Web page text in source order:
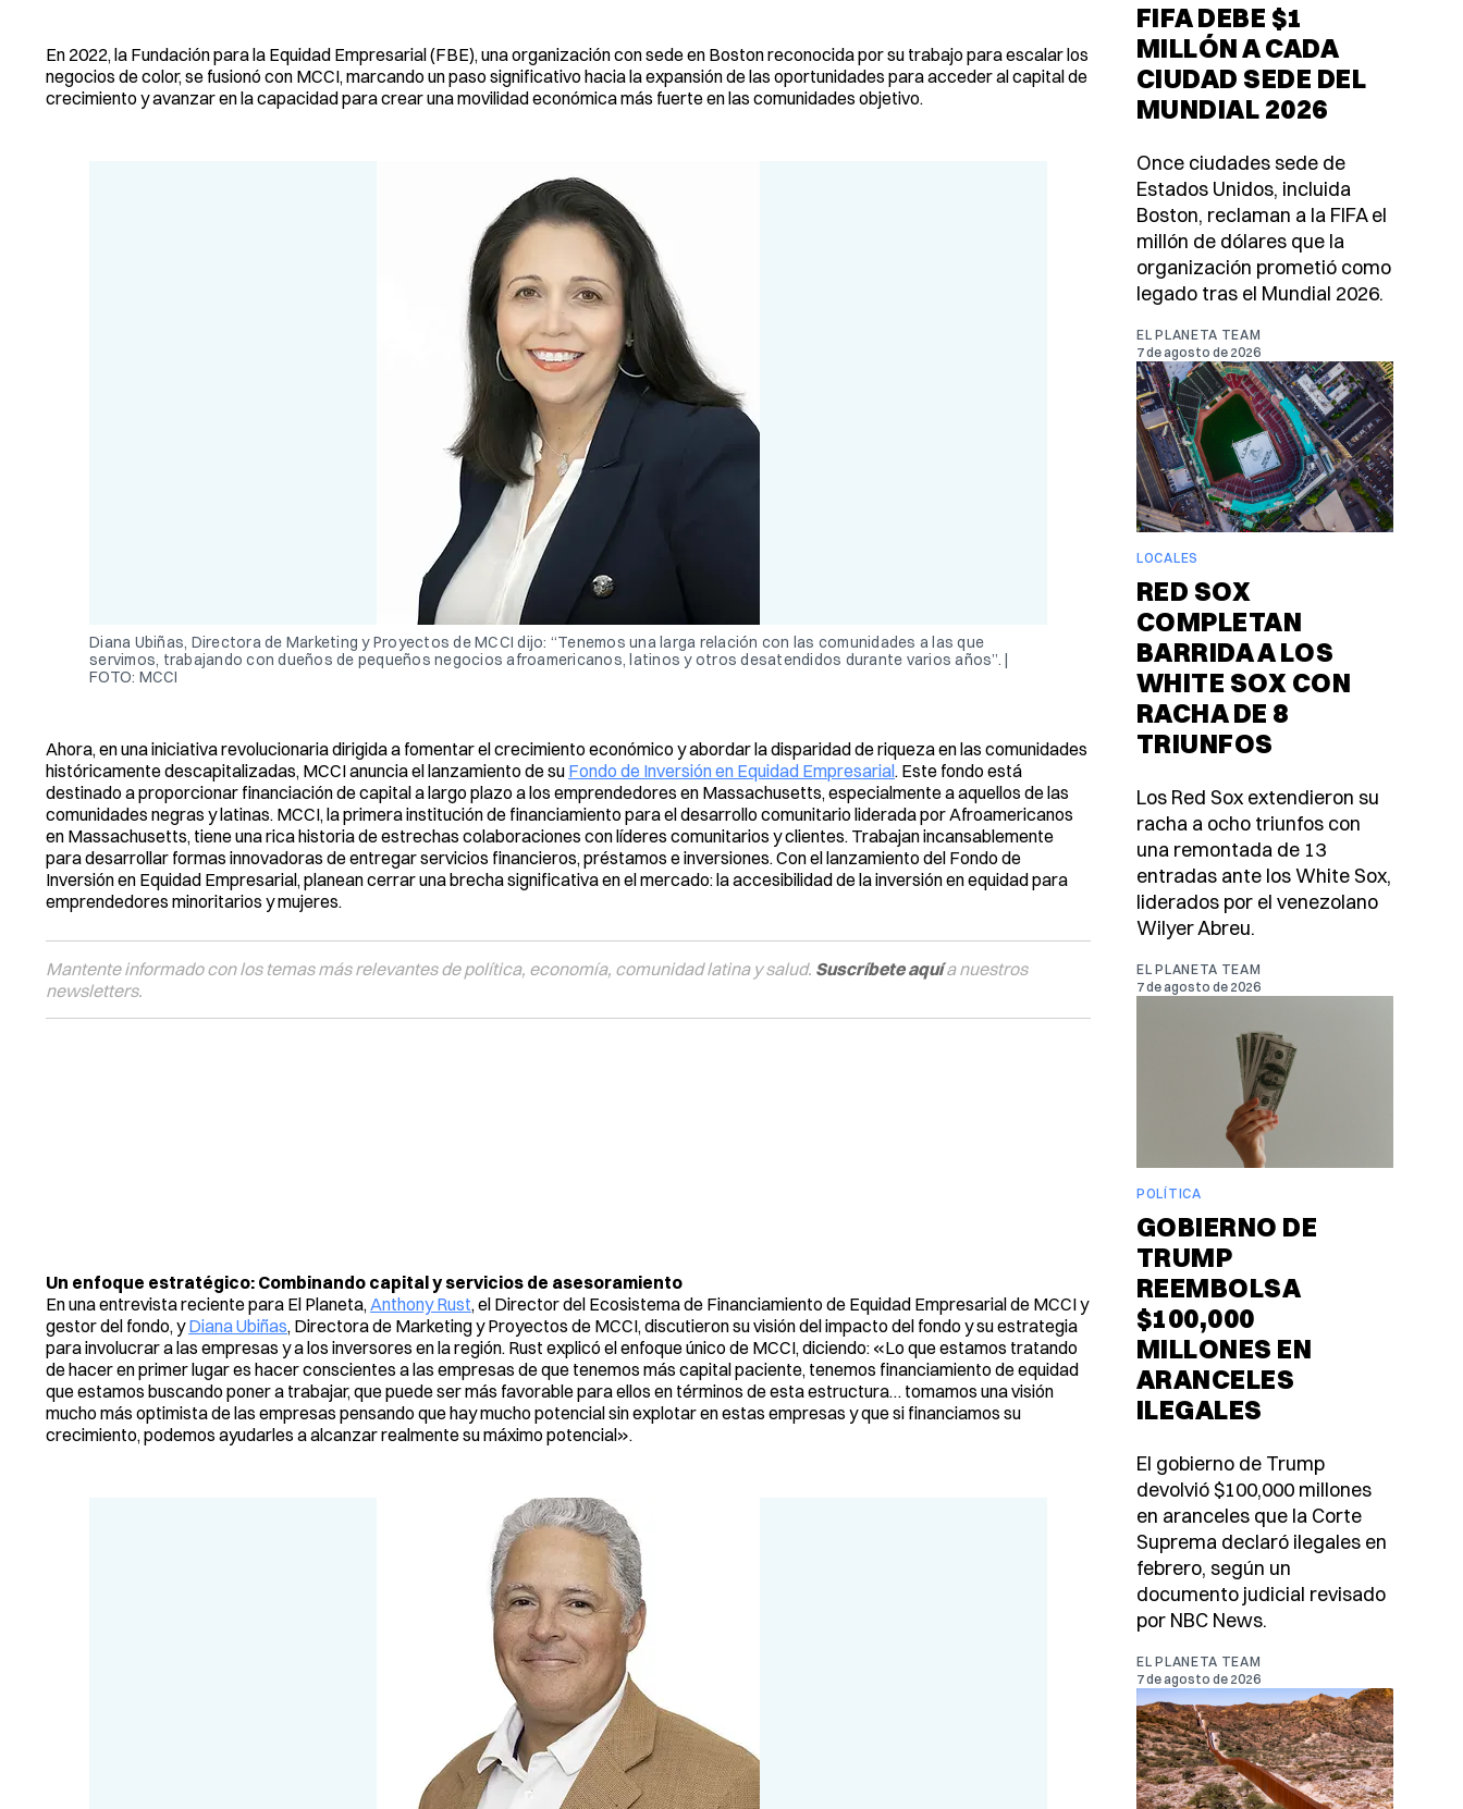
En 2022, la Fundación para la Equidad Empresarial (FBE), una organización con sede en Boston reconocida por su trabajo para escalar los
negocios de color, se fusionó con MCCI, marcando un paso significativo hacia la expansión de las oportunidades para acceder al capital de
crecimiento y avanzar en la capacidad para crear una movilidad económica más fuerte en las comunidades objetivo.
Diana Ubiñas, Directora de Marketing y Proyectos de MCCI dijo: “Tenemos una larga relación con las comunidades a las que
servimos, trabajando con dueños de pequeños negocios afroamericanos, latinos y otros desatendidos durante varios años”. |
FOTO: MCCI
Ahora, en una iniciativa revolucionaria dirigida a fomentar el crecimiento económico y abordar la disparidad de riqueza en las comunidades
históricamente descapitalizadas, MCCI anuncia el lanzamiento de su Fondo de Inversión en Equidad Empresarial. Este fondo está
destinado a proporcionar financiación de capital a largo plazo a los emprendedores en Massachusetts, especialmente a aquellos de las
comunidades negras y latinas. MCCI, la primera institución de financiamiento para el desarrollo comunitario liderada por Afroamericanos
en Massachusetts, tiene una rica historia de estrechas colaboraciones con líderes comunitarios y clientes. Trabajan incansablemente
para desarrollar formas innovadoras de entregar servicios financieros, préstamos e inversiones. Con el lanzamiento del Fondo de
Inversión en Equidad Empresarial, planean cerrar una brecha significativa en el mercado: la accesibilidad de la inversión en equidad para
emprendedores minoritarios y mujeres.
Mantente informado con los temas más relevantes de política, economía, comunidad latina y salud. Suscríbete aquía nuestros
newsletters.
Un enfoque estratégico: Combinando capital y servicios de asesoramiento
En una entrevista reciente para El Planeta, Anthony Rust, el Director del Ecosistema de Financiamiento de Equidad Empresarial de MCCI y
gestor del fondo, yDiana Ubiñas, Directora de Marketing y Proyectos de MCCI, discutieron su visión del impacto del fondo y su estrategia
para involucrar a las empresas y a los inversores en la región. Rust explicó el enfoque único de MCCI, diciendo: «Lo que estamos tratando
de hacer en primer lugar es hacer conscientes a las empresas de que tenemos más capital paciente, tenemos financiamiento de equidad
que estamos buscando poner a trabajar, que puede ser más favorable para ellos en términos de esta estructura… tomamos una visión
mucho más optimista de las empresas pensando que hay mucho potencial sin explotar en estas empresas y que si financiamos su
crecimiento, podemos ayudarles a alcanzar realmente su máximo potencial».
FIFA DEBE $1
MILLÓN A CADA
CIUDAD SEDE DEL
MUNDIAL 2026
Once ciudades sede de
Estados Unidos, incluida
Boston, reclaman a la FIFA el
millón de dólares que la
organización prometió como
legado tras el Mundial 2026.
EL PLANETA TEAM
7 de agosto de 2026
LOCALES
RED SOX
COMPLETAN
BARRIDA A LOS
WHITE SOX CON
RACHA DE 8
TRIUNFOS
Los Red Sox extendieron su
racha a ocho triunfos con
una remontada de 13
entradas ante los White Sox,
liderados por el venezolano
Wilyer Abreu.
EL PLANETA TEAM
7 de agosto de 2026
POLÍTICA
GOBIERNO DE
TRUMP
REEMBOLSA
$100,000
MILLONES EN
ARANCELES
ILEGALES
El gobierno de Trump
devolvió $100,000 millones
en aranceles que la Corte
Suprema declaró ilegales en
febrero, según un
documento judicial revisado
por NBC News.
EL PLANETA TEAM
7 de agosto de 2026